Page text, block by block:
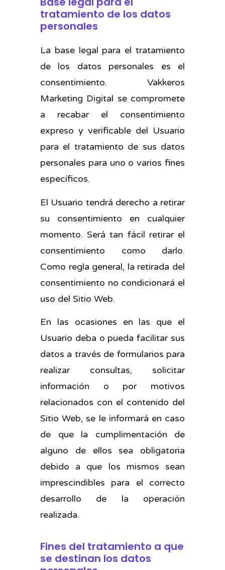
tratamiento de los datos
personales
La base legal para el tratamiento
de los datos personales es el
consentimiento. Vakkeros
Marketing Digital se compromete
a recabar el consentimiento
expreso y verificable del Usuario
para el tratamiento de sus datos
personales para uno o varios fines
específicos.
El Usuario tendrá derecho a retirar
su consentimiento en cualquier
momento. Será tan fácil retirar el
consentimiento como darlo.
Como regla general, la retirada del
consentimiento no condicionará el
uso del Sitio Web.
En las ocasiones en las que el
Usuario deba o pueda facilitar sus
datos a través de formularios para
realizar consultas, solicitar
información o por motivos
relacionados con el contenido del
Sitio Web, se le informará en caso
de que la cumplimentación de
alguno de ellos sea obligatoria
debido a que los mismos sean
imprescindibles para el correcto
desarrollo de la operación
realizada.
Fines del tratamiento a que
se destinan los datos